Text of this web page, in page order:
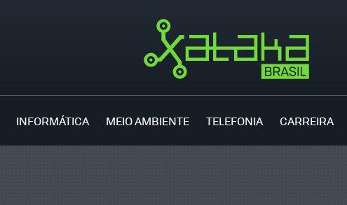
INFORMÁTICA MEIO AMBIENTE TELEFONIA CARREIRA